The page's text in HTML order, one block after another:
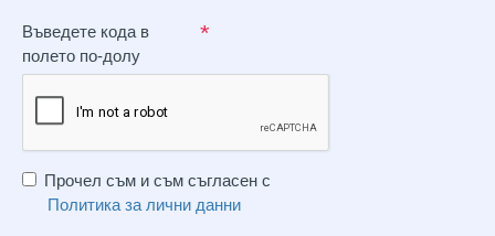
Въведете кода в
полето по-долу
Прочел съм и съм съгласен с
Политика за лични данни